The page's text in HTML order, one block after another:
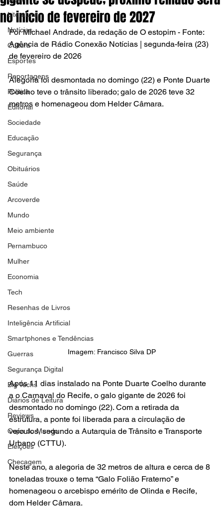
Literatura
Notícias
Cultura
Esportes
Reportagens
Política
Editorial
Sociedade
Educação
Segurança
Obituários
Saúde
Arcoverde
Mundo
Meio ambiente
Pernambuco
Mulher
Economia
Tech
Resenhas de Livros
Inteligência Artificial
Smartphones e Tendências
Guerras
Segurança Digital
Big Techs
Diários de Leitura
Reviews
Copa do Mundo
Eleições
Checagem
no início de fevereiro de 2027
Por Michael Andrade, da redação de O estopim - Fonte:
Agência de Rádio Conexão Notícias | segunda-feira (23)
de fevereiro de 2026
Alegoria foi desmontada no domingo (22) e Ponte Duarte
Coelho teve o trânsito liberado; galo de 2026 teve 32
metros e homenageou dom Helder Câmara.
Imagem: Francisco Silva DP
Após 11 dias instalado na Ponte Duarte Coelho durante
a o Carnaval do Recife, o galo gigante de 2026 foi
desmontado no domingo (22). Com a retirada da
estrutura, a ponte foi liberada para a circulação de
veículos, segundo a Autarquia de Trânsito e Transporte
Urbano (CTTU).
Neste ano, a alegoria de 32 metros de altura e cerca de 8
toneladas trouxe o tema “Galo Folião Fraterno” e
homenageou o arcebispo emérito de Olinda e Recife,
dom Helder Câmara.